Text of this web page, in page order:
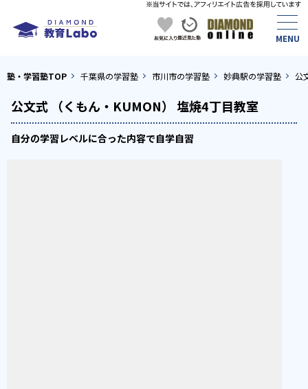
塾・学習塾TOP 千葉県の学習塾 市川市の学習塾 妙典駅の学習塾 公
公文式 （くもん・KUMON） 塩焼4丁目教室
自分の学習レベルに合った内容で自学自習